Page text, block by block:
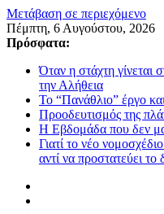
Μετάβαση σε περιεχόμενο
Πέμπτη, 6 Αυγούστου, 2026
Πρόσφατα:
Όταν η στάχτη γίνεται
την Αλήθεια
Το “Πανάθλιο” έργο
Προοδευτισμός της
Η Εβδομάδα που δεν
Γιατί το νέο
αντί να προστατεύει